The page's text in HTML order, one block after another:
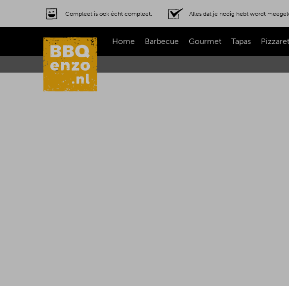
Compleet is ook écht compleet. Alles dat je nodig hebt wordt
Home Barbecue Gourmet Tapas